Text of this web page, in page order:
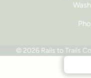
© 2026 Rails to Trails